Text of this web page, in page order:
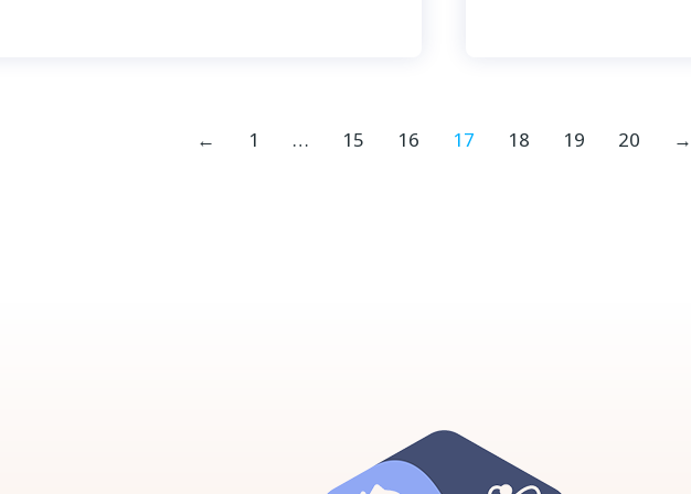
← 1 … 15 16 17 18 19 20 →